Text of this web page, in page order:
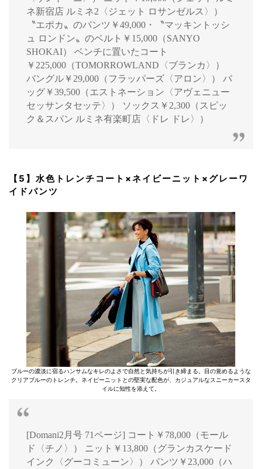
ネ新宿店 ルミネ2〈ジェット ロサンゼルス〉）
〝エポカ〟のパンツ￥49,000・〝マッキントッシ
ュ ロンドン〟のベルト￥15,000（SANYO
SHOKAI） ベンチに置いたコート
￥225,000（TOMORROWLAND〈ブランカ〉）
バングル￥29,000（フラッパーズ〈アロン〉） バ
ッグ￥39,500（エストネーション〈アヴェニュー
セッサンタセッテ〉） ソックス￥2,300（スピッ
ク＆スパン ルミネ有楽町店〈ドレ ドレ〉）
【5】水色トレンチコート×ネイビーニット×グレーワ
イドパンツ
ブルーの濃淡に宿るハンサムなキレのよさで自然と気持ちが引き締まる。目の覚めるような
クリアブルーのトレンチ。ネイビーニットとの堅実な配色が、カジュアルなスニーカースタ
イルに知性を添えて。
[Domani2月号 71ページ] コート￥78,000（モール
ド〈チノ〉） ニット￥13,800（グランカスケード
インク〈グーコミューン〉） パンツ￥23,000（ハ